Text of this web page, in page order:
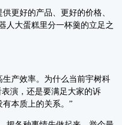
更好的产品、更好的价格、
人大蛋糕里分一杯羹的立足之
产效率。为什么当前宇树科
演，还是要满足大家的诉
本质上的关系。”